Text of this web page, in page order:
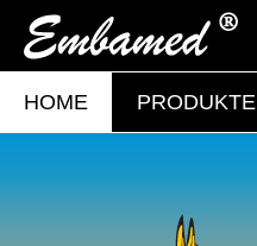
HOME PRODUKTE